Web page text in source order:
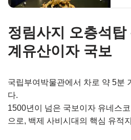
정림사지 오층석탑
계유산이자 국보
국립부여박물관에서 차로 약 5분
다.
1500년이 넘은 국보이자 유네스
으로, 백제 사비시대의 핵심 유적